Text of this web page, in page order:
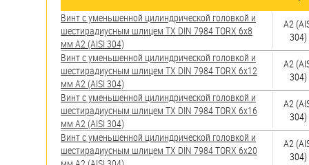
Пробки
Саморезы и шурупы
Стопорные кольца
Такелаж
Винт с уменьшенной цилиндрической головкой и
шестирадиусным шлицем TX DIN 7984 TORX 6х8
мм А2 (AISI 304)
А2
304)
Винт с уменьшенной цилиндрической головкой и
шестирадиусным шлицем TX DIN 7984 TORX 6х12
мм А2 (AISI 304)
А2
304)
Винт с уменьшенной цилиндрической головкой и
шестирадиусным шлицем TX DIN 7984 TORX 6х16
мм А2 (AISI 304)
А2
304)
Винт с уменьшенной цилиндрической головкой и
шестирадиусным шлицем TX DIN 7984 TORX 6х20
А2
304)